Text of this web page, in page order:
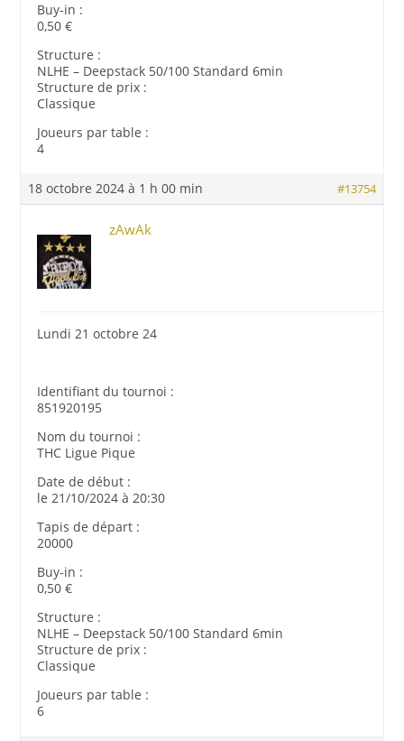
Buy-in :
0,50 €
Structure :
NLHE – Deepstack 50/100 Standard 6min
Structure de prix :
Classique
Joueurs par table :
4
18 octobre 2024 à 1 h 00 min #13754
zAwAk
Lundi 21 octobre 24
Identifiant du tournoi :
851920195
Nom du tournoi :
THC Ligue Pique
Date de début :
le 21/10/2024 à 20:30
Tapis de départ :
20000
Buy-in :
0,50 €
Structure :
NLHE – Deepstack 50/100 Standard 6min
Structure de prix :
Classique
Joueurs par table :
6